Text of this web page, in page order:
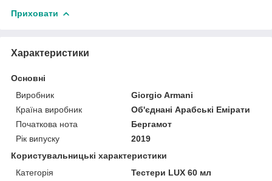
Приховати
Характеристики
Основні
Виробник
Giorgio Armani
Країна виробник
Об'єднані Арабські Емірати
Початкова нота
Бергамот
Рік випуску
2019
Користувальницькі характеристики
Категорія
Тестери LUX 60 мл